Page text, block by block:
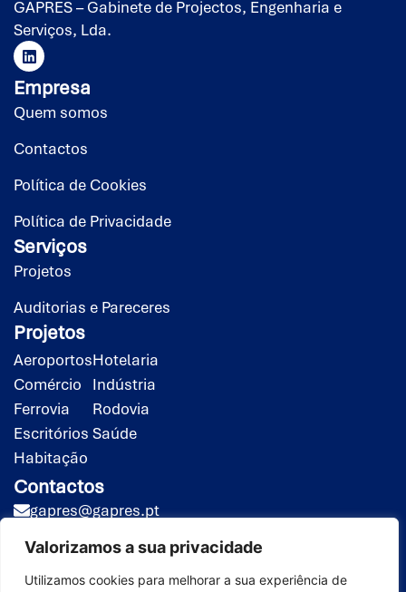
Valorizamos a sua privacidade
Utilizamos cookies para melhorar a sua experiência de
GAPRES – Gabinete de Projectos, Engenharia e
Serviços, Lda.
Empresa
Quem somos
Contactos
Política de Cookies
Política de Privacidade
Serviços
Projetos
Auditorias e Pareceres
Projetos
Aeroportos
Comércio
Ferrovia
Escritórios
Habitação
Hotelaria
Indústria
Rodovia
Saúde
Contactos
gapres@gapres.pt
(351) 919 413 258**
*Chamada para rede fixa nacional